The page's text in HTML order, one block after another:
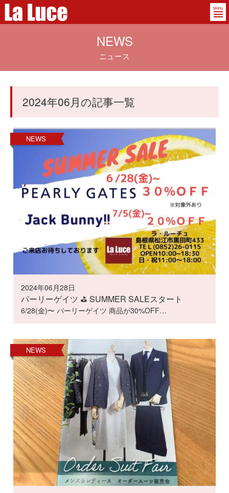
Menu
NEWS
ニュース
2024年06月の記事一覧
NEWS
2024年06月28日
パーリーゲイツ ⛳️ SUMMER SALEスタート
6/28(金)〜 パーリーゲイツ 商品が30%OFF…
NEWS